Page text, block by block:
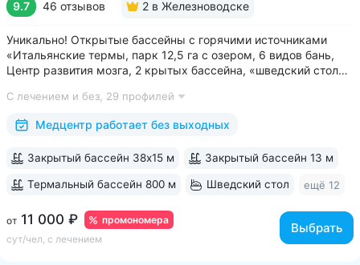
9.7 46 отзывов 2 в Железноводске
Уникально! Открытые бассейны с горячими источниками
«Итальянские термы, парк 12,5 га с озером, 6 видов бань,
Центр развития мозга, 2 крытых бассейна, «шведский стол»
большой спа-комплекс, вода «Легенда Кавказа» •
Расположен в уединенном...
С лечением и без, 29 профилей
Медцентр работает без выходных
промономера
от 11 000 ₽
сут/чел, с лечением
Выбрать
Закрытый бассейн 38х15 м Закрытый бассейн 13 м
Термальный бассейн 800 м Шведский стол ещё 12